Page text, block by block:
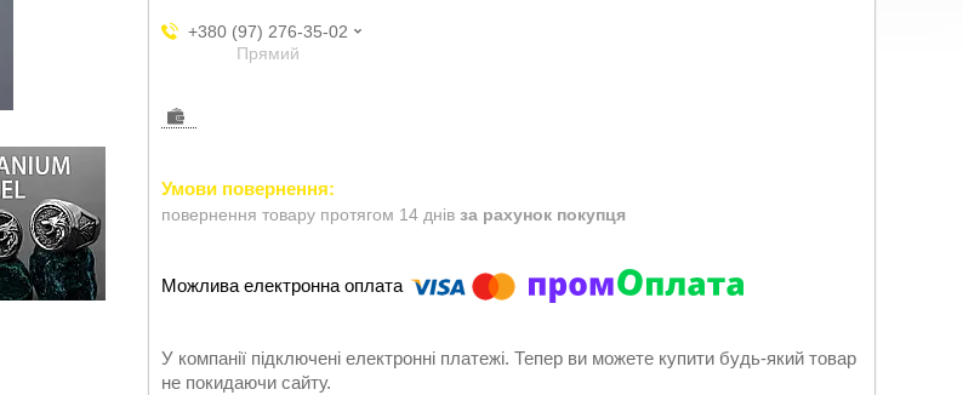
+380 (97) 276-35-02
Прямий
повернення товару протягом 14 днів за рахунок покупця
У компанії підключені електронні платежі. Тепер ви можете купити будь-який товар
не покидаючи сайту.